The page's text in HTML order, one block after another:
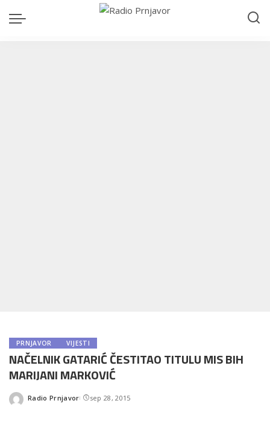
PRNJAVOR VIJESTI
NAČELNIK GATARIĆ ČESTITAO TITULU MIS BIH
MARIJANI MARKOVIĆ
Posted
Radio Prnjavor sep 28, 2015